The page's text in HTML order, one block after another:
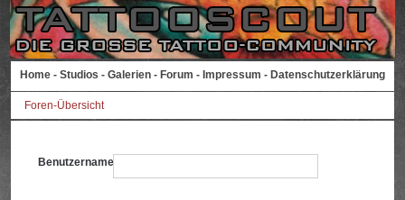
Home - Studios - Galerien - Forum - Impressum - Datenschutzerklärung
Foren-Übersicht
Benutzername: